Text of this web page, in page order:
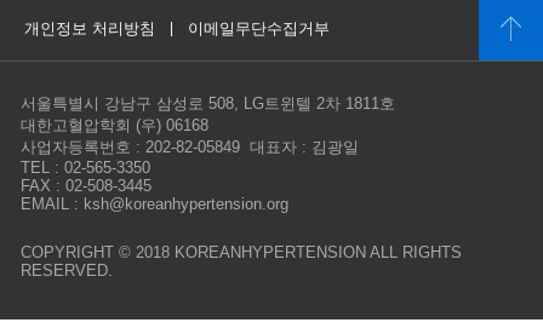
개인정보 처리방침 이메일무단수집거부
서울특별시 강남구 삼성로 508, LG트윈텔 2차 1811호
대한고혈압학회 (우) 06168
사업자등록번호 : 202-82-05849 대표자 : 김광일
TEL : 02-565-3350
FAX : 02-508-3445
EMAIL : ksh@koreanhypertension.org
COPYRIGHT © 2018 KOREANHYPERTENSION ALL RIGHTS
RESERVED.